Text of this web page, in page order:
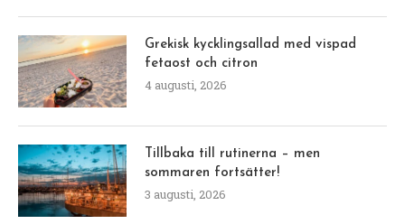
Grekisk kycklingsallad med vispad
fetaost och citron
4 augusti, 2026
Tillbaka till rutinerna – men
sommaren fortsätter!
3 augusti, 2026